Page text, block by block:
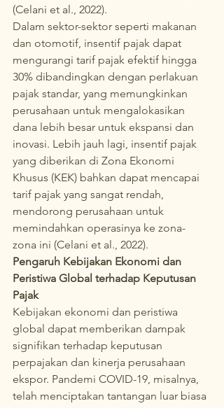
(Celani et al., 2022).
Dalam sektor-sektor seperti makanan
dan otomotif, insentif pajak dapat
mengurangi tarif pajak efektif hingga
30% dibandingkan dengan perlakuan
pajak standar, yang memungkinkan
perusahaan untuk mengalokasikan
dana lebih besar untuk ekspansi dan
inovasi. Lebih jauh lagi, insentif pajak
yang diberikan di Zona Ekonomi
Khusus (KEK) bahkan dapat mencapai
tarif pajak yang sangat rendah,
mendorong perusahaan untuk
memindahkan operasinya ke zona-
zona ini (Celani et al., 2022).
Pengaruh Kebijakan Ekonomi dan
Peristiwa Global terhadap Keputusan
Pajak
Kebijakan ekonomi dan peristiwa
global dapat memberikan dampak
signifikan terhadap keputusan
perpajakan dan kinerja perusahaan
ekspor. Pandemi COVID-19, misalnya,
telah menciptakan tantangan luar biasa